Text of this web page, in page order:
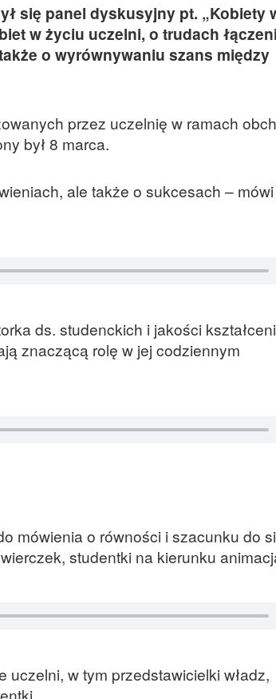
się panel dyskusyjny pt. „Kobiety
w życiu uczelni, o trudach
o wyrównywaniu szans między
przez uczelnię w ramach
był 8 marca.
ale także o sukcesach –
ds. studenckich i jakości
znaczącą rolę w jej codziennym
mówienia o równości i szacunku do
studentki na kierunku
uczelni, w tym przedstawicielki władz,